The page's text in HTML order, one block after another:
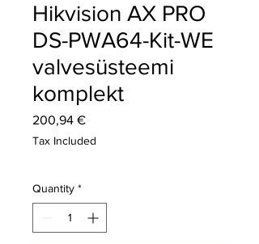
Hikvision AX PRO
DS-PWA64-Kit-WE
valvesüsteemi
komplekt
200,94 €Price
Tax Included
Quantity *